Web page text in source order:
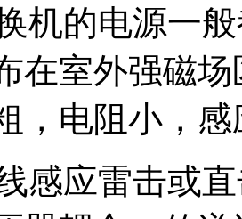
机的电源一
在室外强磁
，电阻小，
感应雷击或